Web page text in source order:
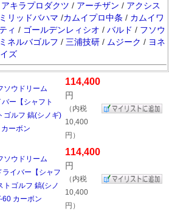
アキラプロダクツ / アーチザン / アクシス
リッドバハマ /カムイプロ中条 / カムイワ
ィ / ゴールデンレィシオ / バルド / フソウ
ミネルバゴルフ / 三浦技研 / ムジーク / ヨネ
ズ
ソウドリーム
ー【シャフト
ゴルフ 鎬(シノギ)
ーボン
114,400
円
（内税
10,400
円）
ソウドリーム
ライバー【シャフ
トゴルフ 鎬(シノ
60 カーボン
114,400
円
（内税
10,400
円）